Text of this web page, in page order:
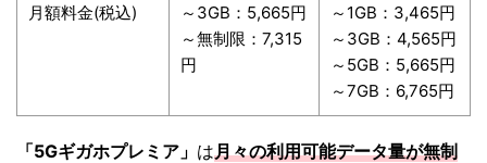
月額料金(税込)
～3GB：5,665円
～無制限：7,315
円
～1GB：3,465円
～3GB：4,565円
～5GB：5,665円
～7GB：6,765円
「5Gギガホプレミア」 は月々の利用可能データ量が無制